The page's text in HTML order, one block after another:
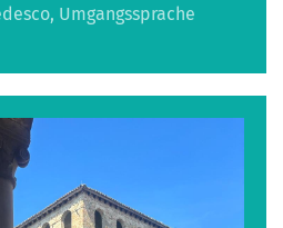
Umgangssprache